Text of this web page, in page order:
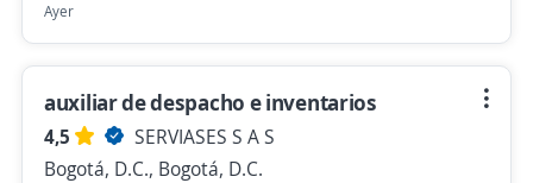
Ayer
auxiliar de despacho e inventarios
4,5
SERVIASES S A S
Bogotá, D.C., Bogotá, D.C.